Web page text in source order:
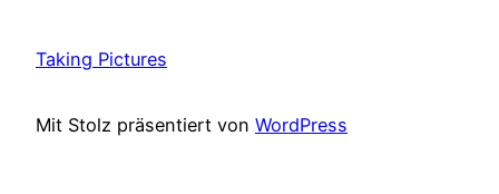
Taking Pictures
Mit Stolz präsentiert von WordPress